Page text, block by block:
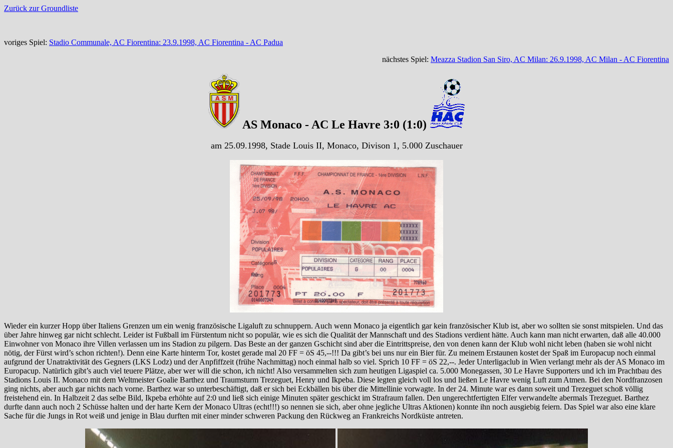
Zurück zur Groundliste
voriges Spiel: Stadio Communale, AC Fiorentina: 23.9.1998, AC Fiorentina - AC Padua
nächstes Spiel: Meazza Stadion San Siro, AC Milan: 26.9.1998, AC Milan - AC Fiorentina
AS Monaco - AC Le Havre 3:0 (1:0)
am 25.09.1998, Stade Louis II, Monaco, Divison 1, 5.000 Zuschauer
Wieder ein kurzer Hopp über Italiens Grenzen um ein wenig französische Ligaluft zu schnuppern. Auch wenn Monaco ja eigentlich gar kein französischer Klub ist, aber wo sollten sie sonst mitspielen. Und das
über Jahre hinweg gar nicht schlecht. Leider ist Fußball im Fürstentum nicht so populär, wie es sich die Qualität der Mannschaft und des Stadions verdient hätte. Auch kann man nicht erwarten, daß alle 40.000
Einwohner von Monaco ihre Villen verlassen um ins Stadion zu pilgern. Das Beste an der ganzen Gschicht sind aber die Eintrittspreise, den von denen kann der Klub wohl nicht leben (haben sie wohl nicht
nötig, der Fürst wird’s schon richten!). Denn eine Karte hinterm Tor, kostet gerade mal 20 FF = öS 45,--!!! Da gibt’s bei uns nur ein Bier für. Zu meinem Erstaunen kostet der Spaß im Europacup noch einmal
aufgrund der Unatraktivität des Gegners (LKS Lodz) und der Anpfiffzeit (frühe Nachmittag) noch einmal halb so viel. Sprich 10 FF = öS 22,--. Jeder Unterligaclub in Wien verlangt mehr als der AS Monaco im
Europacup. Natürlich gibt’s auch viel teuere Plätze, aber wer will die schon, ich nicht! Also versammelten sich zum heutigen Ligaspiel ca. 5.000 Monegassen, 30 Le Havre Supporters und ich im Prachtbau des
Stadions Louis II. Monaco mit dem Weltmeister Goalie Barthez und Traumsturm Trezeguet, Henry und Ikpeba. Diese legten gleich voll los und ließen Le Havre wenig Luft zum Atmen. Bei den Nordfranzosen
ging nichts, aber auch gar nichts nach vorne. Barthez war so unterbeschäftigt, daß er sich bei Eckbällen bis über die Mittellinie vorwagte. In der 24. Minute war es dann soweit und Trezeguet schoß völlig
freistehend ein. In Halbzeit 2 das selbe Bild, Ikpeba erhöhte auf 2:0 und ließ sich einige Minuten später geschickt im Strafraum fallen. Den ungerechtfertigten Elfer verwandelte abermals Trezeguet. Barthez
durfte dann auch noch 2 Schüsse halten und der harte Kern der Monaco Ultras (echt!!!) so nennen sie sich, aber ohne jegliche Ultras Aktionen) konnte ihn noch ausgiebig feiern. Das Spiel war also eine klare
Sache für die Jungs in Rot weiß und jenige in Blau durften mit einer minder schweren Packung den Rückweg an Frankreichs Nordküste antreten.